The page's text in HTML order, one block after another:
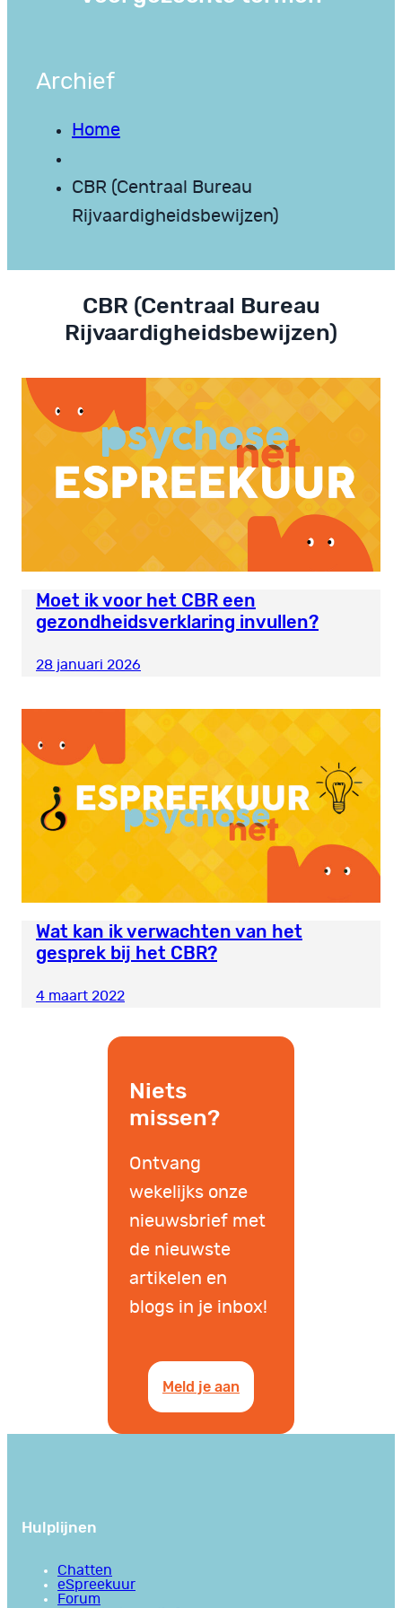
Archief
Home
CBR (Centraal Bureau
Rijvaardigheidsbewijzen)
CBR (Centraal Bureau
Rijvaardigheidsbewijzen)
Moet ik voor het CBR een
gezondheidsverklaring invullen?
28 januari 2026
Wat kan ik verwachten van het
gesprek bij het CBR?
4 maart 2022
Niets
missen?
Ontvang
wekelijks onze
nieuwsbrief met
de nieuwste
artikelen en
blogs in je inbox!
Meld je aan
Hulplijnen
Chatten
eSpreekuur
Forum